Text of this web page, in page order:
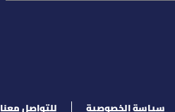
سياسة الخصوصية للتواصل معنا